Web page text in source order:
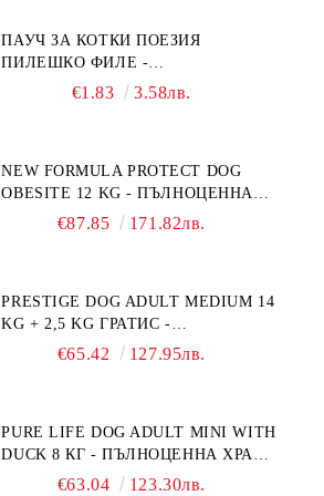
БЕЗ ЗЪРНО, БЕЗ ГЛУТЕН.
ПРОИЗВЕДЕНА ВЪВ ФРАНЦИЯ.
ПАУЧ ЗА КОТКИ ПОЕЗИЯ
ПИЛЕШКО ФИЛЕ -
ПРОМОКОМПЛЕКТ 3 БР.
€1.83 3.58лв.
NEW FORMULA PROTECT DOG
OBESITE 12 KG - ПЪЛНОЦЕННА
ДИЕТИЧНА ХРАНА ЗА КУЧЕТА
"РЕГУЛИРАНЕ НА ВНОСА НА
ГЛЮКОЗА (DIABETES MELLITUS)."
€87.85 171.82лв.
PRESTIGE DOG ADULT MEDIUM 14
KG + 2,5 KG ГРАТИС -
ПЪЛНОЦЕННА ХРАНА ЗА
€65.42 127.95лв.
PURE LIFE DOG ADULT MINI WITH
DUCK 8 КГ - ПЪЛНОЦЕННА ХРАНА
ЗА ПОРАСНАЛИ КУЧЕТА ОТ
€63.04 123.30лв.